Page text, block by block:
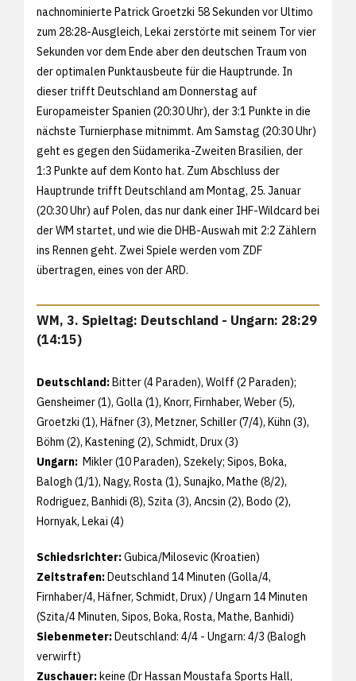
nachnominierte Patrick Groetzki 58 Sekunden vor Ultimo
zum 28:28-Ausgleich, Lekai zerstörte mit seinem Tor vier
Sekunden vor dem Ende aber den deutschen Traum von
der optimalen Punktausbeute für die Hauptrunde. In
dieser trifft Deutschland am Donnerstag auf
Europameister Spanien (20:30 Uhr), der 3:1 Punkte in die
nächste Turnierphase mitnimmt. Am Samstag (20:30 Uhr)
geht es gegen den Südamerika-Zweiten Brasilien, der
1:3 Punkte auf dem Konto hat. Zum Abschluss der
Hauptrunde trifft Deutschland am Montag, 25. Januar
(20:30 Uhr) auf Polen, das nur dank einer IHF-Wildcard bei
der WM startet, und wie die DHB-Auswah mit 2:2 Zählern
ins Rennen geht. Zwei Spiele werden vom ZDF
übertragen, eines von der ARD.
WM, 3. Spieltag: Deutschland - Ungarn: 28:29
(14:15)
Deutschland:Bitter (4 Paraden), Wolff (2 Paraden);
Gensheimer (1), Golla (1), Knorr, Firnhaber, Weber (5),
Groetzki (1), Häfner (3), Metzner, Schiller (7/4), Kühn (3),
Böhm (2), Kastening (2), Schmidt, Drux (3)
Ungarn: Mikler (10 Paraden), Szekely; Sipos, Boka,
Balogh (1/1), Nagy, Rosta (1), Sunajko, Mathe (8/2),
Rodriguez, Banhidi (8), Szita (3), Ancsin (2), Bodo (2),
Hornyak, Lekai (4)
Schiedsrichter:Gubica/Milosevic (Kroatien)
Zeitstrafen:Deutschland 14 Minuten (Golla/4,
Firnhaber/4, Häfner, Schmidt, Drux) / Ungarn 14 Minuten
(Szita/4 Minuten, Sipos, Boka, Rosta, Mathe, Banhidi)
Siebenmeter:Deutschland: 4/4 - Ungarn: 4/3 (Balogh
verwirft)
Zuschauer:keine (Dr Hassan Moustafa Sports Hall,